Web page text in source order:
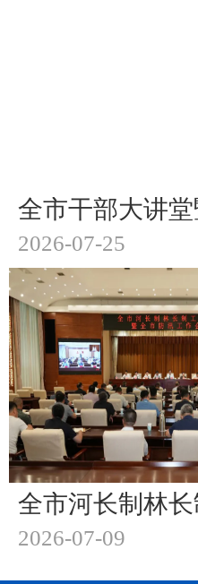
2026-07-25
2026-07-09